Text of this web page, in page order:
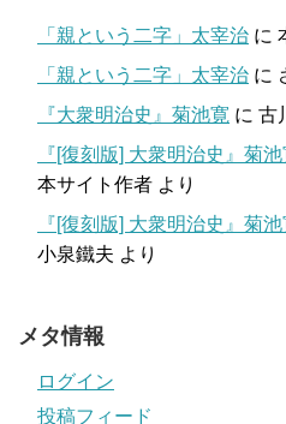
「親という二字」太宰治 に
「親という二字」太宰治 に
『大衆明治史』菊池寛 に 古
『[復刻版] 大衆明治史』菊
本サイト作者 より
『[復刻版] 大衆明治史』菊
小泉鐵夫 より
メタ情報
ログイン
投稿フィード